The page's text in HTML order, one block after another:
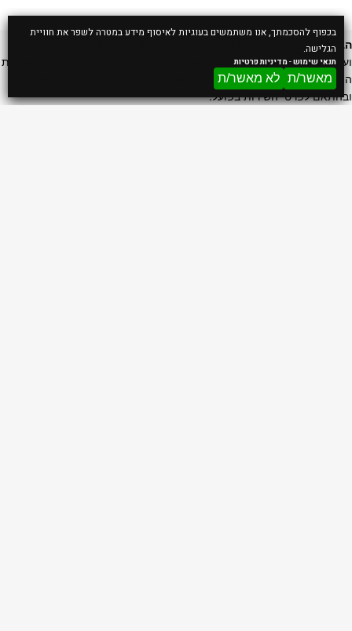
בכפוף להסכמתך, אנו משתמשים בעוגיות לאיסוף מידע במטרה לשפר את חוויית
הגלישה.
תנאי שימוש-מדיניות פרטיות
מאשר/ת לא מאשר/ת
הבהרה:המחירים וזמני ההגעה המוצגים באתר נועדו להמחשה בלבד
ועשויים להשתנות בהתאם לסוג השירות, אופי העבודה, מיקום הלקוח, זמינות
הצוות ותנאי השטח. המחיר והזמן הסופיים ייקבעו לאחר שיחת טלפון
ובהתאם לפרטי השירות בפועל.